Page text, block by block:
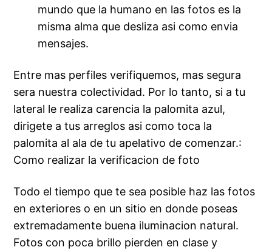
mundo que la humano en las fotos es la
misma alma que desliza asi­ como envia
mensajes.
Entre mas perfiles verifiquemos, mas segura
sera nuestra colectividad. Por lo tanto, si a tu
lateral le realiza carencia la palomita azul,
dirigete a tus arreglos asi­ como toca la
palomita al ala de tu apelativo de comenzar.:
Como realizar la verificacion de foto
Todo el tiempo que te sea posible haz las fotos
en exteriores o en un sitio en donde poseas
extremadamente buena iluminacion natural.
Fotos con poca brillo pierden en clase y